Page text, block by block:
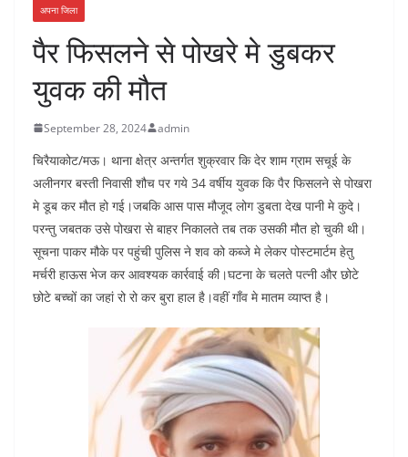
अपना जिला
पैर फिसलने से पोखरे मे डुबकर
युवक की मौत
September 28, 2024 admin
चिरैयाकोट/मऊ। थाना क्षेत्र अन्तर्गत शुक्रवार कि देर शाम ग्राम सचूई के
अलीनगर बस्ती निवासी शौच पर गये 34 वर्षीय युवक कि पैर फिसलने से पोखरा
मे डूब कर मौत हो गई।जबकि आस पास मौजूद लोग डुबता देख पानी मे कुदे।
परन्तु जबतक उसे पोखरा से बाहर निकालते तब तक उसकी मौत हो चुकी थी।
सूचना पाकर मौके पर पहुंची पुलिस ने शव को कब्जे मे लेकर पोस्टमार्टम हेतु
मर्चरी हाऊस भेज कर आवश्यक कार्रवाई की।घटना के चलते पत्नी और छोटे
छोटे बच्चों का जहां रो रो कर बुरा हाल है।वहीं गाँव मे मातम व्याप्त है।